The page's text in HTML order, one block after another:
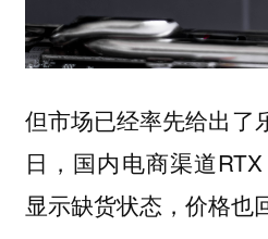
但市场已经率先给出了
日，国内电商渠道
显示缺货状态，价格也